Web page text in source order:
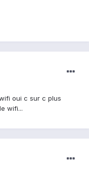
oui c sur c plus
wifi...